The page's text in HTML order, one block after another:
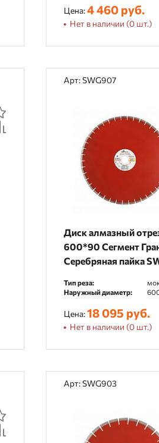
Цена:4 460 руб.
Нет в наличии (0 шт.)
Арт: SWG907
Диск алмазный
600*90 Сегмент
Серебряная пайка
Тип реза:
Наружный диаметр:
Цена:18 095 руб.
Нет в наличии (0 шт.)
Арт: SWG903